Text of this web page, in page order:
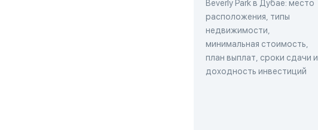
Beverly Park в Дубае: место
расположения, типы
недвижимости,
минимальная стоимость,
план выплат, сроки сдачи и
доходность инвестиций